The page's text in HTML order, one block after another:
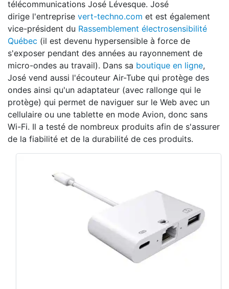
télécommunications José Lévesque. José
dirige l'entreprise vert-techno.com et est également
vice-président du Rassemblement électrosensibilité
Québec (il est devenu hypersensible à force de
s'exposer pendant des années au rayonnement de
micro-ondes au travail). Dans sa boutique en ligne,
José vend aussi l'écouteur Air-Tube qui protège des
ondes ainsi qu'un adaptateur (avec rallonge qui le
protège) qui permet de naviguer sur le Web avec un
cellulaire ou une tablette en mode Avion, donc sans
Wi-Fi. Il a testé de nombreux produits afin de s'assurer
de la fiabilité et de la durabilité de ces produits.